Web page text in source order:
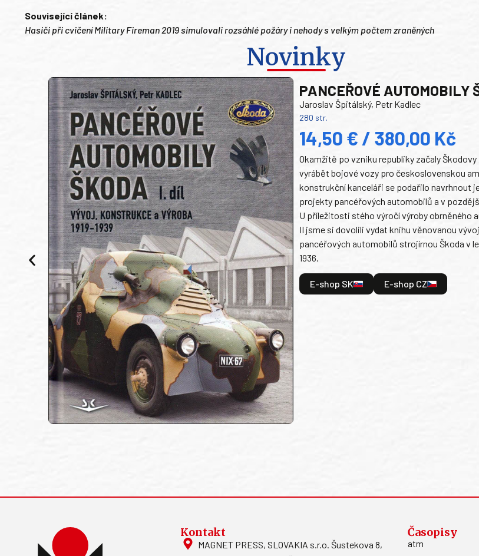
Související článek:
Hasiči při cvičení Military Fireman 2019 simulovali rozsáhlé požáry i nehody s velkým počtem zraněných
Novinky
PANCEŘOVÉ AUTOMOBILY
Jaroslav Špitálský, Petr Kadlec
280 str.
14,50 € / 380,00 Kč
Okamžitě po vzniku republiky začaly Škodovy
vyrábět bojové vozy pro československou
konstrukční kanceláři se podařilo navrhnout
projekty pancéřových automobilů a v
U příležitosti stého výročí výroby obrněného
II jsme si dovolili vydat knihu věnovanou
pancéřových automobilů strojírnou Škoda v
1936.
E-shop SK E-shop CZ
Kontakt
MAGNET PRESS, SLOVAKIA s.r.o. Šustekova 8,
Časopisy
atm